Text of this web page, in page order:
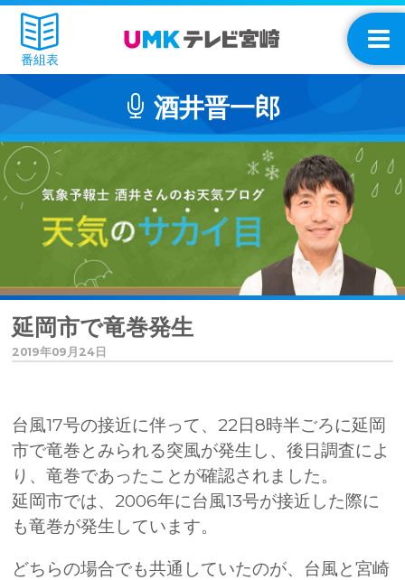
番組表
酒井晋一郎
延岡市で竜巻発生
2019年09月24日
台風17号の接近に伴って、22日8時半ごろに延岡
市で竜巻とみられる突風が発生し、後日調査によ
り、竜巻であったことが確認されました。
延岡市では、2006年に台風13号が接近した際に
も竜巻が発生しています。
どちらの場合でも共通していたのが、台風と宮崎